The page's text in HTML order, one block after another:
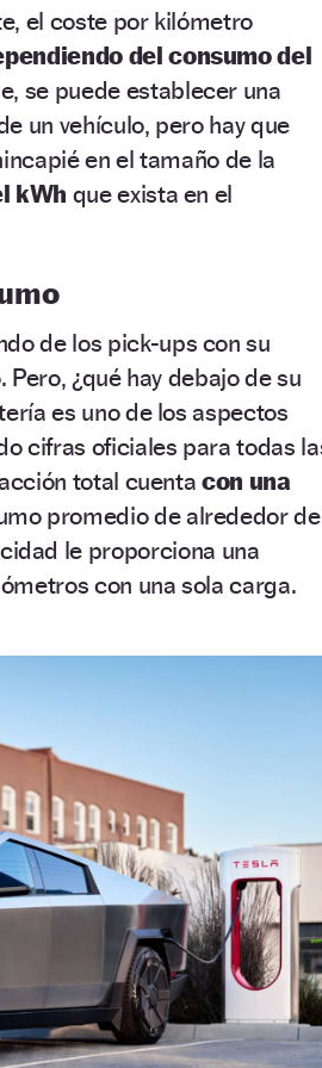
el coste por kilómetro
del consumo del
se puede establecer una
un vehículo, pero hay que
en el tamaño de la
kWh que exista en el
de los pick-ups con su
¿qué hay debajo de su
es uno de los aspectos
cifras oficiales para todas
total cuentacon una
promedio de alrededor de
le proporciona una
con una sola carga.